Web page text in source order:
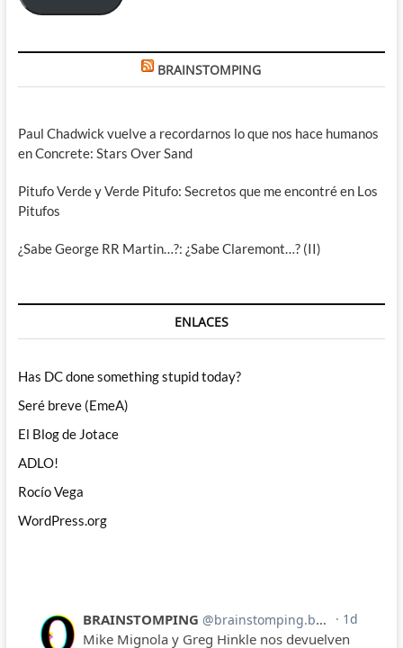
BRAINSTOMPING
Paul Chadwick vuelve a recordarnos lo que nos hace humanos
en Concrete: Stars Over Sand
Pitufo Verde y Verde Pitufo: Secretos que me encontré en Los
Pitufos
¿Sabe George RR Martin…?: ¿Sabe Claremont…? (II)
ENLACES
Has DC done something stupid today?
Seré breve (EmeA)
El Blog de Jotace
ADLO!
Rocío Vega
WordPress.org